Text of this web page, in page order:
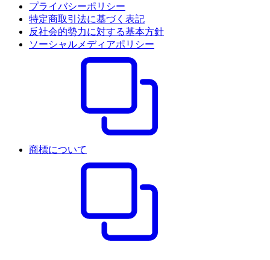
プライバシーポリシー
特定商取引法に基づく表記
反社会的勢力に対する基本方針
ソーシャルメディアポリシー
商標について